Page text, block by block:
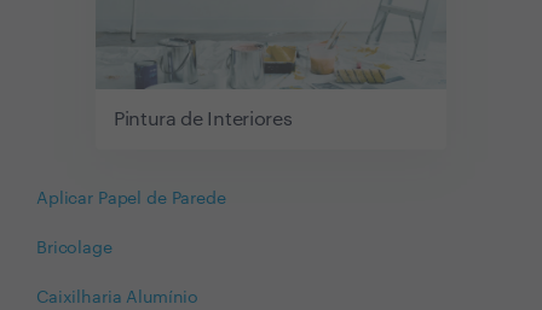
Pintura de Interiores
Aplicar Papel de Parede
Bricolage
Caixilharia Alumínio